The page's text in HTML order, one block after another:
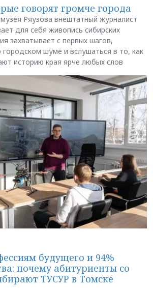
говорят громче города
Ряузова внештатный журналист
для себя живопись сибирских
захватывает с первых шагов,
городском шуме и вслушаться в то, как
историю края ярче любых слов
будущего и 94%
почему абитуриенты со
ТУСУР в Томске